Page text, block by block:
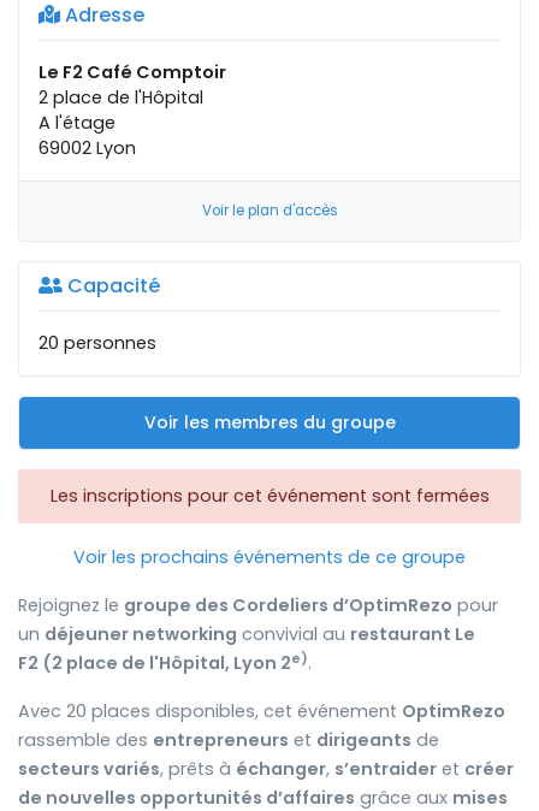
Adresse
Le F2 Café Comptoir
2 place de l'Hôpital
A l'étage
69002 Lyon
Voir le plan d'accès
Capacité
20 personnes
Voir les membres du groupe
Les inscriptions pour cet événement sont fermées
Voir les prochains événements de ce groupe
Rejoignez le groupe des Cordeliers d’OptimRezo pour
un déjeuner networking convivial au restaurant Le
F2 (2 place de l'Hôpital, Lyon 2e).
Avec 20 places disponibles, cet événement OptimRezo
rassemble des entrepreneurs et dirigeants de
secteurs variés, prêts à échanger, s’entraider et créer
de nouvelles opportunités d’affaires grâce aux mises